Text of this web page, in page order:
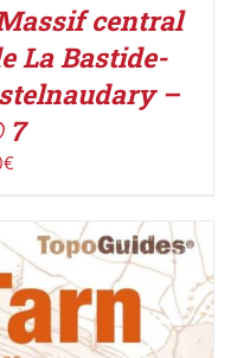
central
La Bastide-
–
7
€